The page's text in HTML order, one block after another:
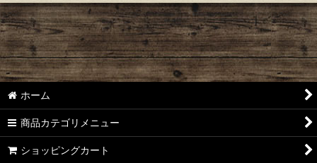
ホーム
商品カテゴリメニュー
ショッピングカート